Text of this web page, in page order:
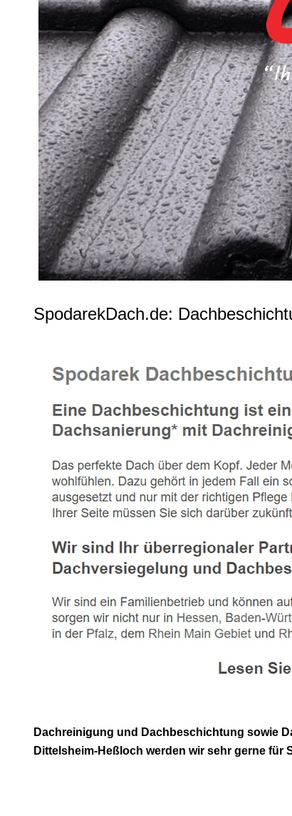
SpodarekDach.de:
Dachreinigung und Dachbeschichtung sowie
Dittelsheim-Heßloch werden wir sehr gerne für